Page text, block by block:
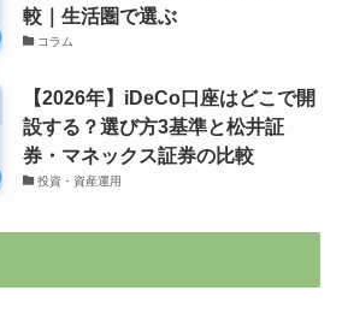
較｜生活圏で選ぶ
コラム
【2026年】iDeCo口座はどこで開
設する？選び方3基準と松井証
券・マネックス証券の比較
投資・資産運用